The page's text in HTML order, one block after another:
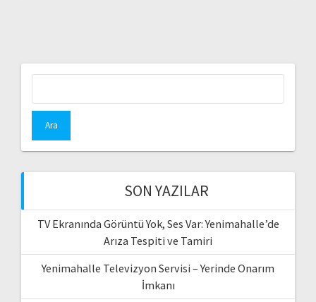
SON YAZILAR
TV Ekranında Görüntü Yok, Ses Var: Yenimahalle’de
Arıza Tespiti ve Tamiri
Yenimahalle Televizyon Servisi – Yerinde Onarım
İmkanı